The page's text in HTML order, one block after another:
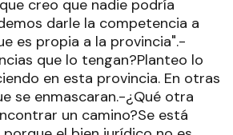
creo que nadie podría
darle la competencia a
es propia a la provincia".-
que lo tengan?Planteo lo
en esta provincia. En otras
se enmascaran.-¿Qué otra
un camino?Se está